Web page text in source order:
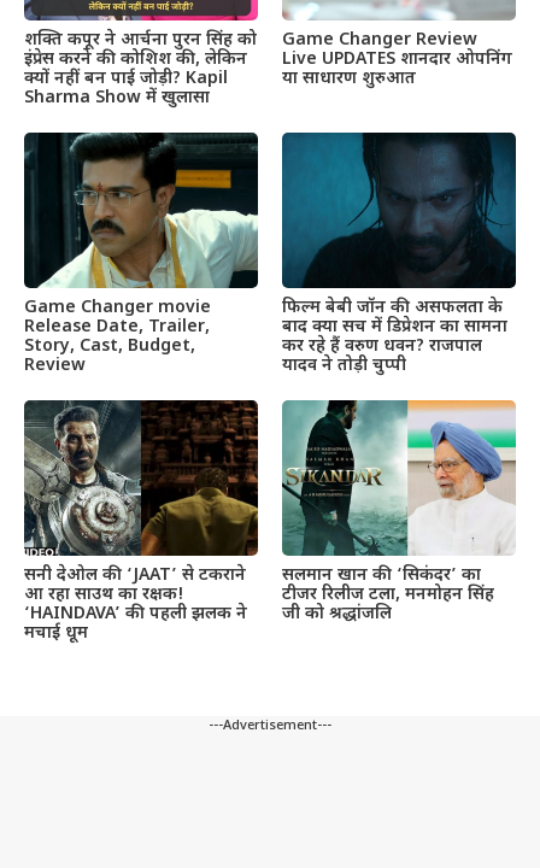
शक्ति कपूर ने आर्चना पुरन सिंह को
इंप्रेस करने की कोशिश की, लेकिन
क्यों नहीं बन पाई जोड़ी? Kapil
Sharma Show में खुलासा
Game Changer Review
Live UPDATES शानदार ओपनिंग
या साधारण शुरुआत
Game Changer movie
Release Date, Trailer,
Story, Cast, Budget,
Review
फिल्म बेबी जॉन की असफलता के
बाद क्या सच में डिप्रेशन का सामना
कर रहे हैं वरुण धवन? राजपाल
यादव ने तोड़ी चुप्पी
सनी देओल की ‘JAAT’ से टकराने
आ रहा साउथ का रक्षक!
‘HAINDAVA’ की पहली झलक ने
मचाई धूम
सलमान खान की ‘सिकंदर’ का
टीजर रिलीज टला, मनमोहन सिंह
जी को श्रद्धांजलि
---Advertisement---